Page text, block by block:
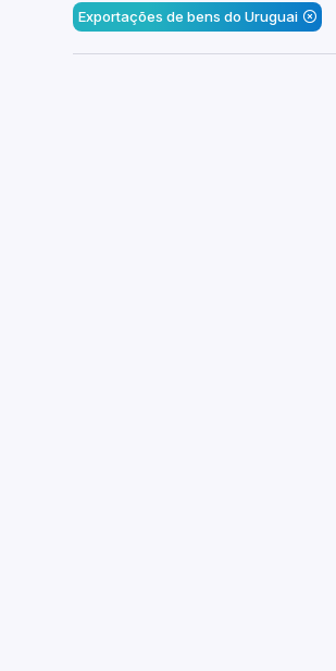
Exportações de bens do Uruguai